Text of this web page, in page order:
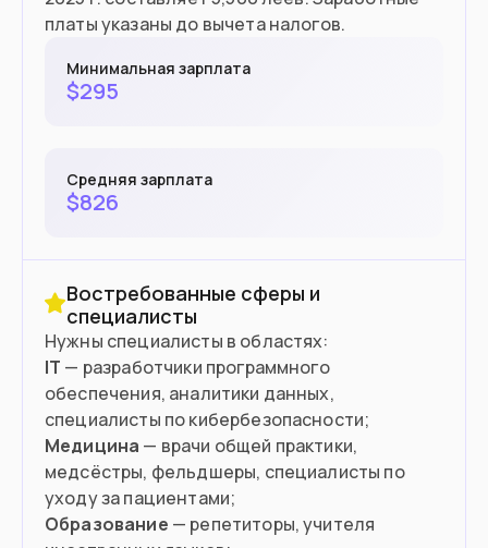
платы указаны до вычета налогов.
Минимальная зарплата
$295
Средняя зарплата
$826
Востребованные сферы и
специалисты
IT — разработчики программного
обеспечения, аналитики данных,
Медицина — врачи общей практики,
медсёстры, фельдшеры, специалисты по
Образование — репетиторы, учителя